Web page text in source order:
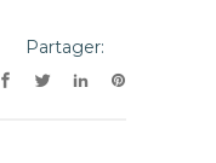
Partager: